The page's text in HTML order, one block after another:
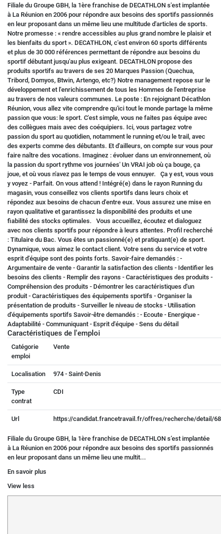
Filiale du Groupe GBH, la 1ère franchise de DECATHLON s'est implantée
à La Réunion en 2006 pour répondre aux besoins des sportifs passionnés
en leur proposant dans un même lieu une multitude d'articles de sports.
Notre promesse : « rendre accessibles au plus grand nombre le plaisir et
les bienfaits du sport ». DECATHLON, c'est environ 60 sports différents
et plus de 30 000 références permettant de répondre aux besoins du
sportif débutant jusqu'au plus exigeant. DECATHLON propose des
produits sportifs au travers de ses 20 Marques Passion (Quechua,
Tribord, Domyos, Btwin, Artengo, etc?) Notre management repose sur le
développement et l'enrichissement de tous les Hommes de l'entreprise
au travers de nos valeurs communes. Le poste : En rejoignant Décathlon
Réunion, vous allez vite comprendre qu'ici tout le monde partage la même
passion que vous: le sport. C'est simple, vous ne faites pas équipe avec
des collègues mais avec des coéquipiers. Ici, vous partagez votre
passion du sport au quotidien, notamment le running et/ou le trail, avec
des experts comme des débutants. Et d'ailleurs, on compte sur vous pour
faire naître des vocations. Imaginez : évoluer dans un environnement, où
la passion du sport rythme vos journées' Un VRAI job où ça bouge, ça
joue, et où vous n'avez pas le temps de vous ennuyer. Ça y est, vous vous
y voyez - Parfait. On vous attend ! Intégré(e) dans le rayon Running du
magasin, vous conseillez vos clients sportifs dans leurs choix et
répondez aux besoins de chacun d'entre eux. Vous assurez une mise en
rayon qualitative et garantissez la disponibilité des produits et une
fiabilité des stocks optimales. Vous accueillez, écoutez et dialoguez
avec nos clients sportifs pour répondre à leurs attentes. Profil recherché
: Titulaire du Bac. Vous êtes un passionné(e) et pratiquant(e) de sport.
Dynamique, vous aimez le contact client. Votre sens du service et votre
esprit d'équipe sont des points forts. Savoir-faire demandés : -
Argumentaire de vente - Garantir la satisfaction des clients - Identifier les
besoins des clients - Remplir des rayons - Caractéristiques des produits -
Compréhension des produits - Démontrer les caractéristiques d'un
produit - Caractéristiques des équipements sportifs - Organiser la
présentation de produits - Surveiller le niveau de stocks - Utilisation
d'équipements sportifs Savoir-être demandés : - Ecoute - Energique -
Adaptabilité - Communiquant - Esprit d'équipe - Sens du détail
Caractéristiques de l'emploi
Catégorie
emploi
Vente
Localisation 974 - Saint-Denis
Type
contrat
CDI
Url https://candidat.francetravail.fr/offres/recherche/detail/
Filiale du Groupe GBH, la 1ère franchise de DECATHLON s’est implantée
à La Réunion en 2006 pour répondre aux besoins des sportifs passionnés
en leur proposant dans un même lieu une multit...
En savoir plus
View less